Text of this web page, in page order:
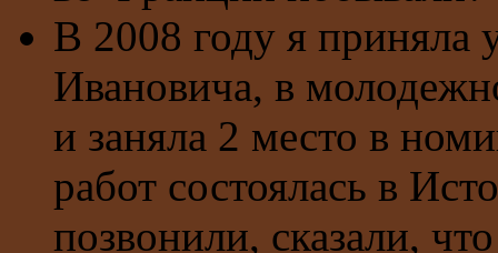
В 2008 году я приняла
Ивановича, в
и заняла 2 место в
работ состоялась в
позвонили, сказали,